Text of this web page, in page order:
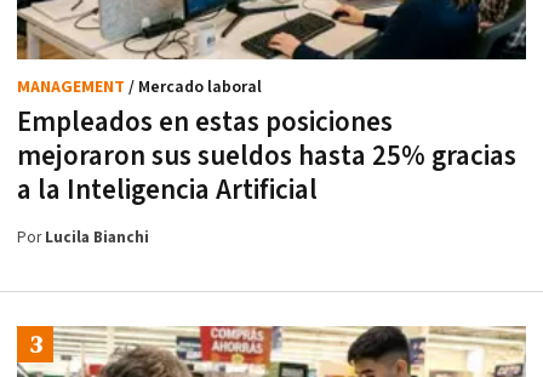
Empleados en estas posiciones
mejoraron sus sueldos hasta 25% gracias
a la Inteligencia Artificial
MANAGEMENT / Mercado laboral
PorLucila Bianchi